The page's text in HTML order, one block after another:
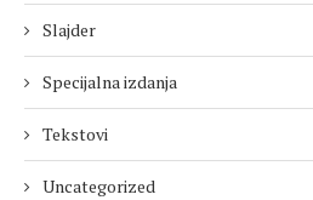
Slajder
Specijalna izdanja
Tekstovi
Uncategorized